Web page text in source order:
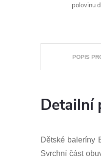
polovinu
POPIS
Detailní
Dětské baleríny
Svrchní část